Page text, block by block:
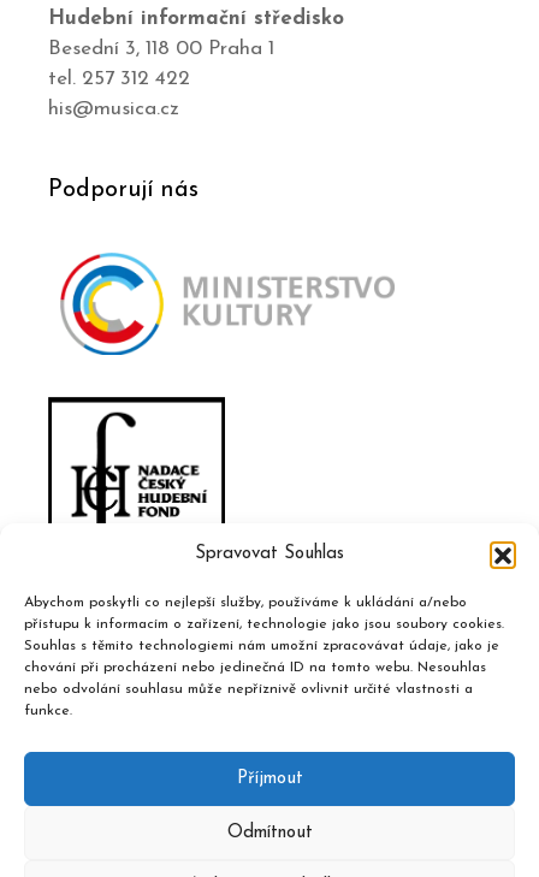
Spravovat Souhlas
Abychom poskytli co nejlepší služby, používáme k ukládání a/nebo
přístupu k informacím o zařízení, technologie jako jsou soubory cookies.
Souhlas s těmito technologiemi nám umožní zpracovávat údaje, jako je
chování při procházení nebo jedinečná ID na tomto webu. Nesouhlas
nebo odvolání souhlasu může nepříznivě ovlivnit určité vlastnosti a
funkce.
Příjmout
Odmítnout
Hudební informační středisko
Besední 3, 118 00 Praha 1
tel. 257 312 422
his@musica.cz
Podporují nás